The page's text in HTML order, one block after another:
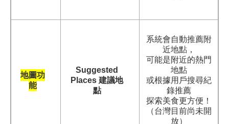
地圖功
能
Suggested
Places 建議地
點
系統會自動推薦附
近地點，
可能是附近的熱門
地點
或根據用戶搜尋紀
錄推薦
探索美食更方便！
（台灣目前尚未開
放）